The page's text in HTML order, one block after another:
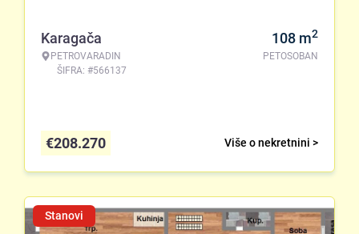
Karagača
PETROVARADIN
ŠIFRA: #566137
108 m2
PETOSOBAN
Više o nekretnini >
€208.270
Stanovi